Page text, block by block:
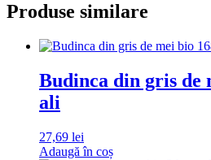
Produse similare
Budinca din gris de
ali
27,69 lei
Adaugă în coș